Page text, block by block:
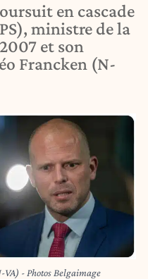
en cascade
ministre de la
et son
Francken (N-
- Photos Belgaimage